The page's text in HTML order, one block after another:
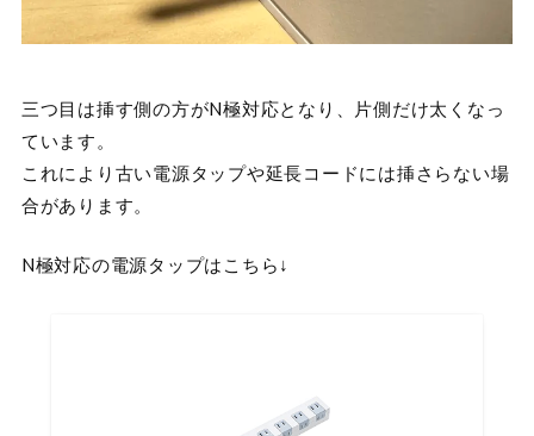
三つ目は挿す側の方がN極対応となり、片側だけ太くなっ
ています。
これにより古い電源タップや延長コードには挿さらない場
合があります。
N極対応の電源タップはこちら↓